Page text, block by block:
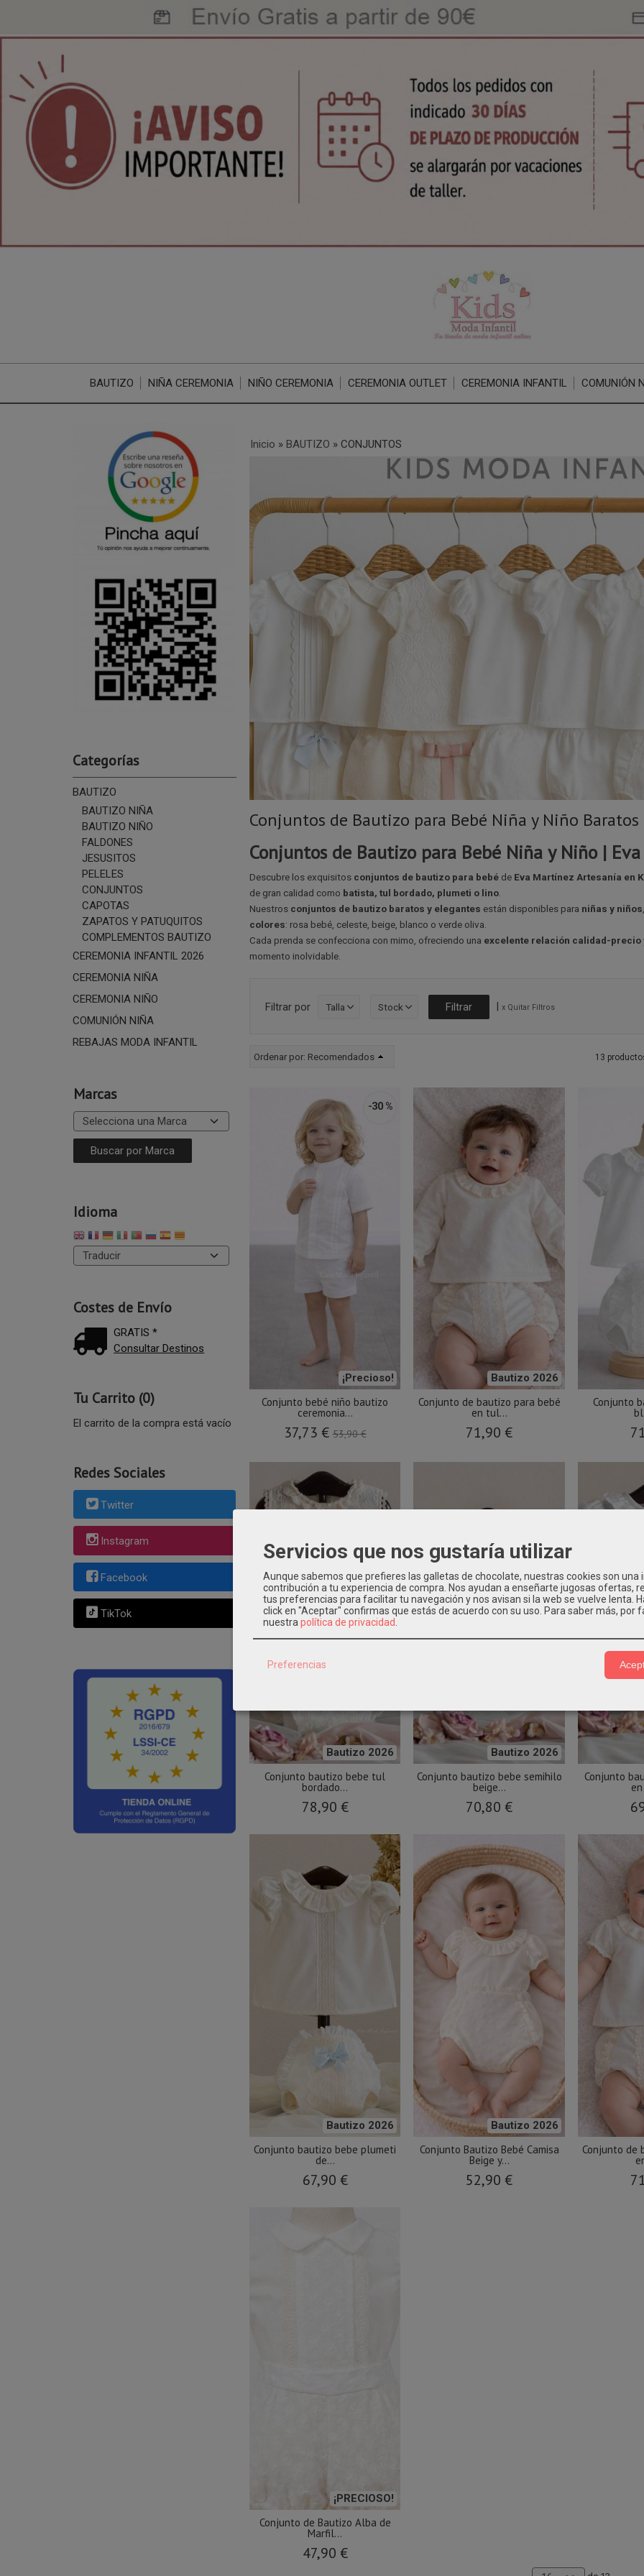
BAUTIZO NIÑA CEREMONIA NIÑO CEREMONIA CEREMONIA OUTLET CEREMONIA INFANTIL COMUNIÓN
Categorías
BAUTIZO
BAUTIZO NIÑA
BAUTIZO NIÑO
FALDONES
JESUSITOS
PELELES
CONJUNTOS
CAPOTAS
ZAPATOS Y PATUQUITOS
COMPLEMENTOS BAUTIZO
CEREMONIA INFANTIL 2026
CEREMONIA NIÑA
CEREMONIA NIÑO
COMUNIÓN NIÑA
REBAJAS MODA INFANTIL
Marcas
Idioma
Costes de Envío
GRATIS *
Consultar Destinos
Tu Carrito (0)
El carrito de la compra está vacío
Redes Sociales
Twitter
Instagram
Facebook
TikTok
Inicio » BAUTIZO » CONJUNTOS
Conjuntos de Bautizo para Bebé Niña y Niño
Conjuntos de Bautizo para Bebé Niña y Niño |
Descubre los exquisitos conjuntos de bautizo para bebéde Eva Martínez Artesanía en
de gran calidad como batista, tul bordado, plumeti o lino.
Nuestros conjuntos de bautizo baratos y elegantes están disponibles para niñas y niños
colores: rosa bebé, celeste, beige, blanco o verde oliva.
Cada prenda se confecciona con mimo, ofreciendo una excelente relación calidad-precio
momento inolvidable.
Filtrar por Talla Stock | x Quitar Filtros
Ordenar por: Recomendados 13
¡Precioso!
-30 %
Conjunto bebé niño bautizo
ceremonia...
37,73 €53,90 €
Bautizo 2026
Conjunto de bautizo para bebé
en tul...
71,90 €
Conjunto
Bautizo 2026
Conjunto bautizo bebe tul
bordado...
78,90 €
Bautizo 2026
Conjunto bautizo bebe semihilo
beige...
70,80 €
Conjunto
Bautizo 2026
Conjunto bautizo bebe plumeti
de...
67,90 €
Bautizo 2026
Conjunto Bautizo Bebé Camisa
Beige y...
52,90 €
Conjunto de
¡PRECIOSO!
Conjunto de Bautizo Alba de
Marfil...
47,90 €
Servicios que nos gustaría utilizar
Aunque sabemos que prefieres las galletas de chocolate, nuestras cookies son una
contribución a tu experiencia de compra. Nos ayudan a enseñarte jugosas ofertas,
tus preferencias para facilitar tu navegación y nos avisan si la web se vuelve lenta.
click en "Aceptar" confirmas que estás de acuerdo con su uso. Para saber más, por
nuestra política de privacidad
Preferencias